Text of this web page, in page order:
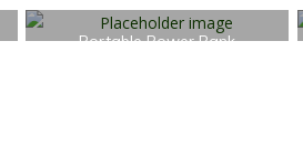
Portable Power Bank